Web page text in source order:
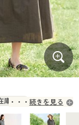
あり
続きを見る